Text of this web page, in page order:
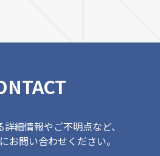
細情報やご不明点など、
お問い合わせください。